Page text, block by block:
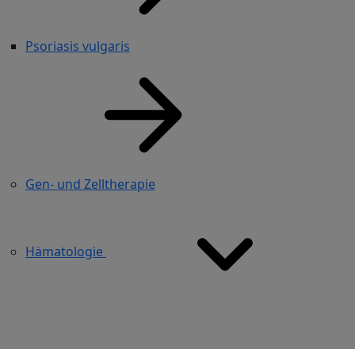
Psoriasis vulgaris
Gen- und Zelltherapie
Hämatologie